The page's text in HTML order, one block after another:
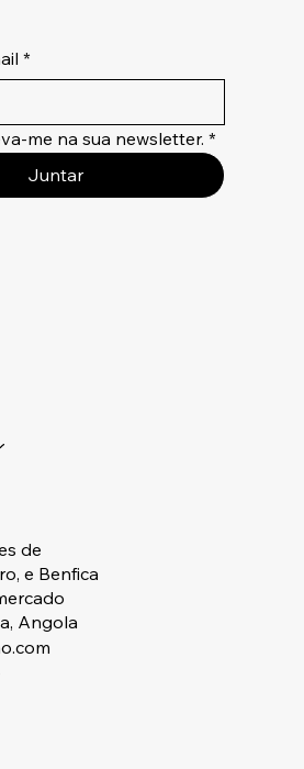
*
me na sua newsletter. *
Juntar
de
e Benfica
Angola